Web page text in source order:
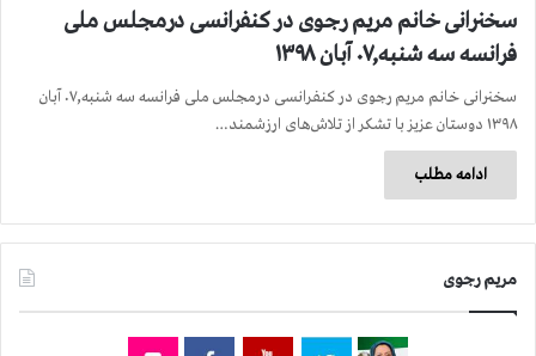
سخنرانی خانم مریم رجوی در کنفرانسی درمجلس ملی
فرانسه سه شنبه,۰۷ آبان ۱۳۹۸
سخنرانی خانم مریم رجوی در کنفرانسی درمجلس ملی فرانسه سه شنبه,۰۷ آبان
۱۳۹۸ دوستان عزیز با تشکر از تلاش‌های ارزشمند…
ادامه مطلب
مریم رجوی